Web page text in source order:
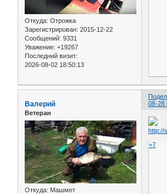
Откуда: Отрожка
Зарегистрирован: 2015-12-22
Сообщений: 9331
Уважение: +19267
Последний визит:
2026-08-02 18:50:13
08-28
Валерий
Ветеран
Откуда: Машмет
+7